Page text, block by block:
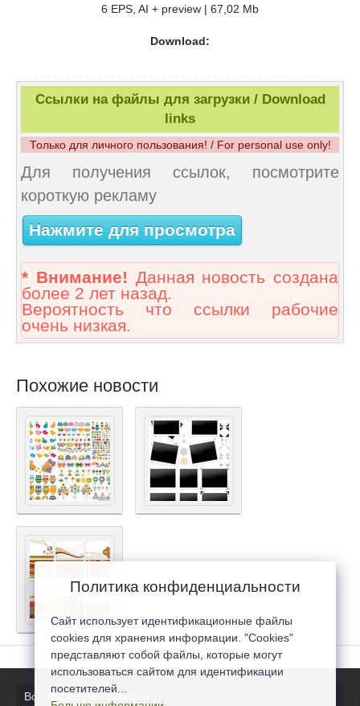
6 EPS, AI + preview | 67,02 Mb
Download:
Ссылки на файлы для загрузки / Download
links
Только для личного пользования! / For personal use only!
Для получения ссылок, посмотрите
короткую рекламу
Нажмите для просмотра
* Внимание! Данная новость создана
более 2 лет назад.
Вероятность что ссылки рабочие
очень низкая.
Похожие новости
Все последние новости
Политика конфиденциальности
Сайт использует идентификационные файлы
cookies для хранения информации. "Cookies"
представляют собой файлы, которые могут
использоваться сайтом для идентификации
посетителей...